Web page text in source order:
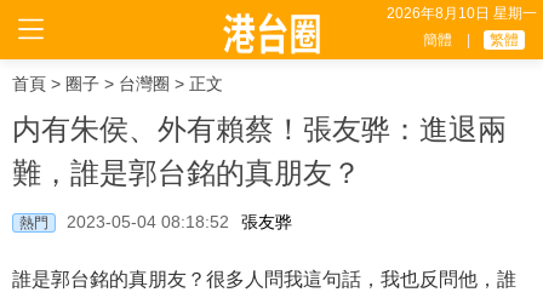
2026年8月10日 星期一
簡體
繁體
首頁 > 圈子 > 台灣圈 > 正文
内有朱侯、外有賴蔡！張友骅：進退兩
難，誰是郭台銘的真朋友？
熱門 2023-05-04 08:18:52 張友骅
誰是郭台銘的真朋友？很多人問我這句話，我也反問他，誰